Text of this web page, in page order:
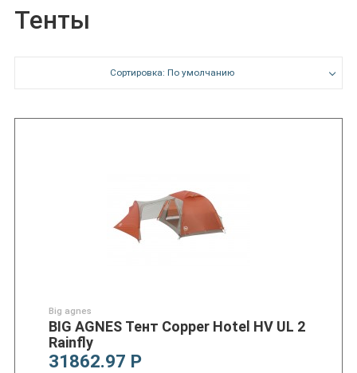
Тенты
Сортировка: По умолчанию
Big agnes
BIG AGNES Тент Copper Hotel HV UL 2
Rainfly
31862.97 Р